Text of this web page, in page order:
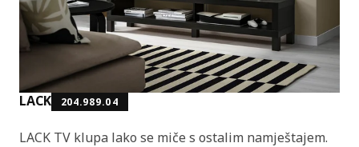
LACK 204.989.04
LACK TV klupa lako se miče s ostalim namještajem.